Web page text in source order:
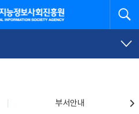
회진흥원
부서안내